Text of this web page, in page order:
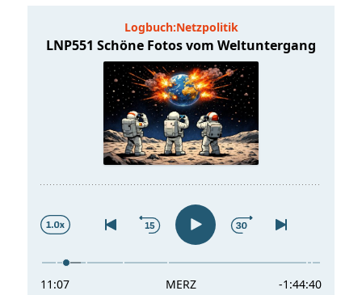
n
g
e
n